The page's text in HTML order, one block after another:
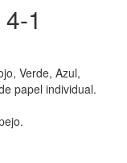
1
Verde, Azul,
papel individual.